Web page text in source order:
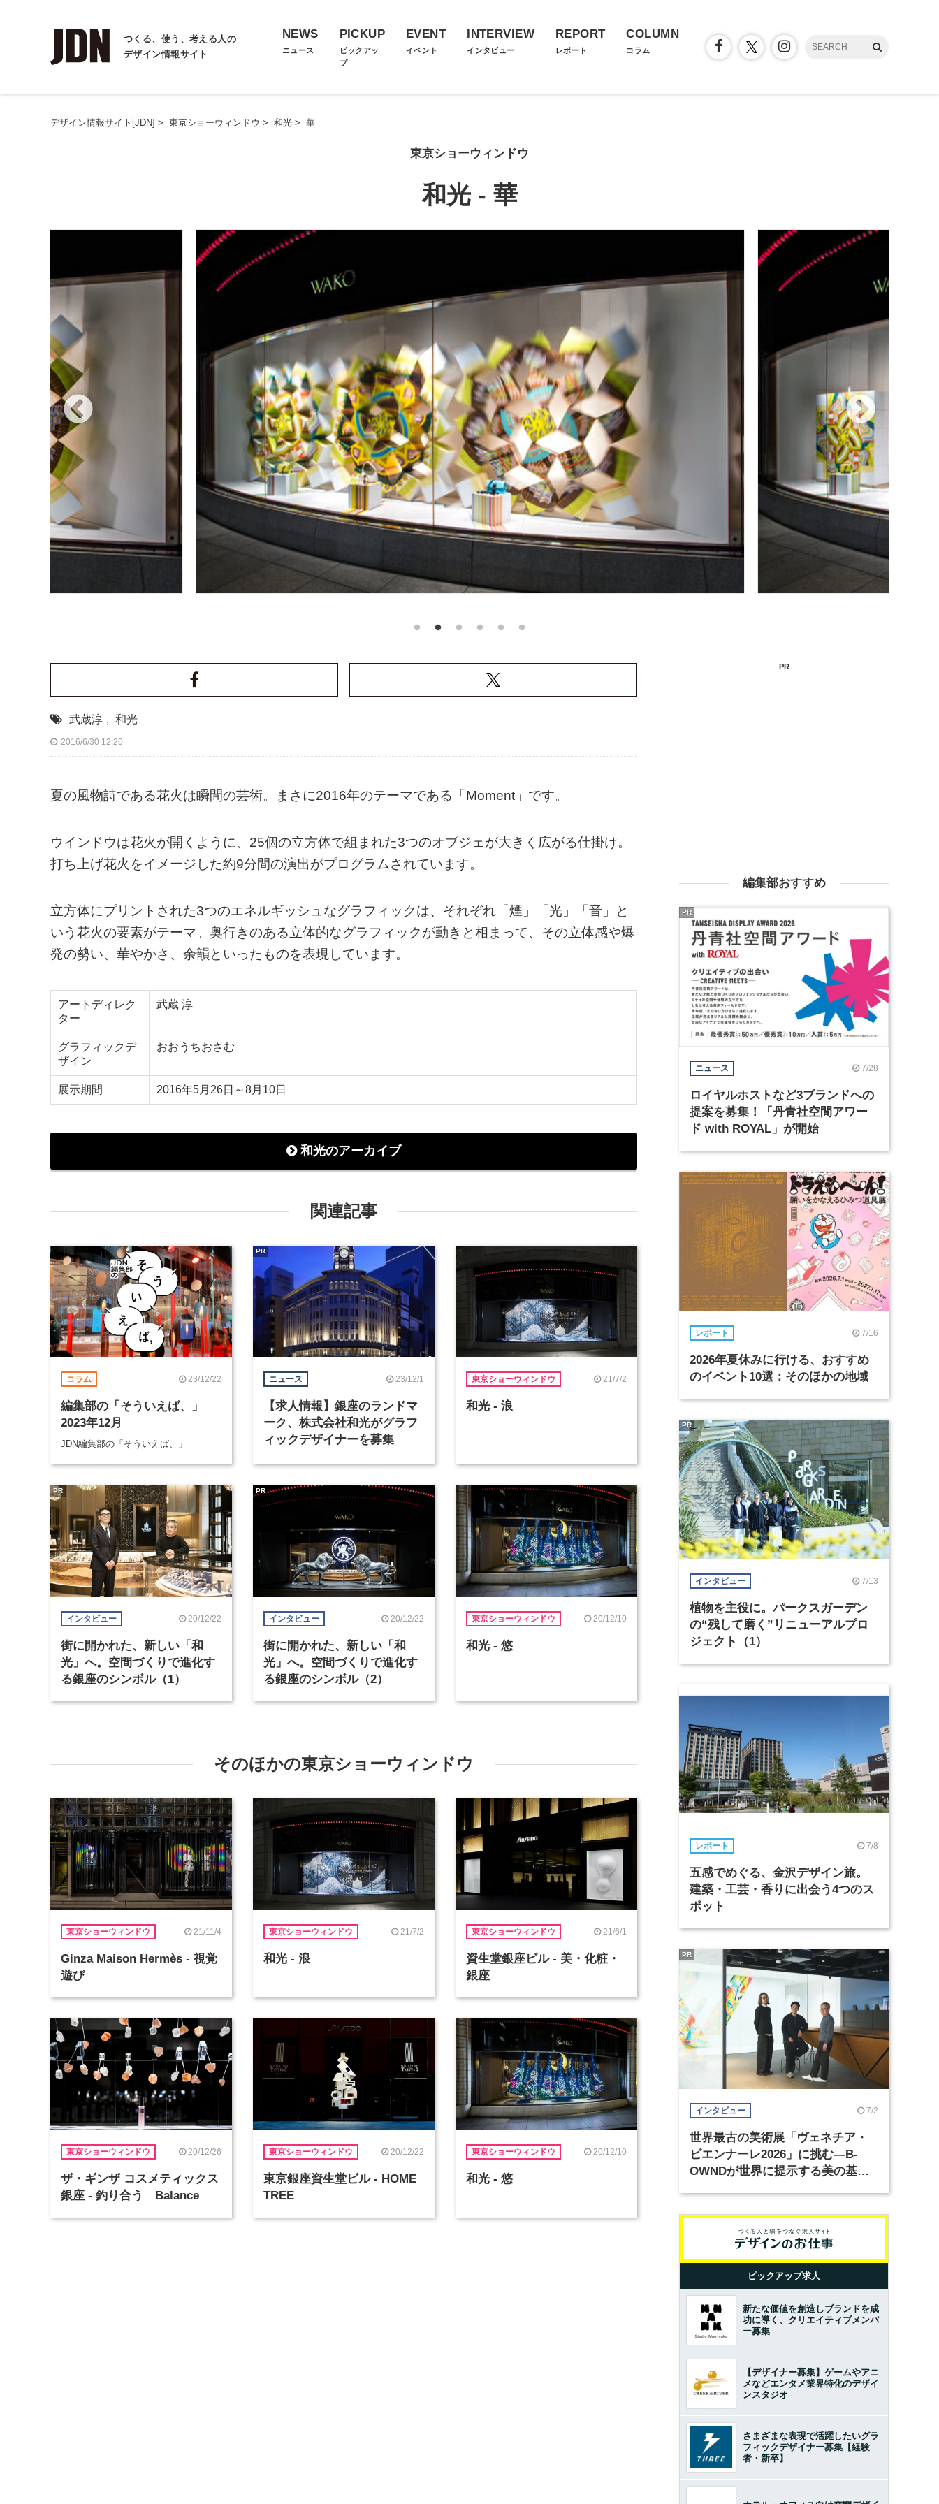
つくる、使う、考える人の
デザイン情報サイト
NEWS
ニュース
PICKUP
ピックアッ
プ
EVENT
イベント
INTERVIEW
インタビュー
REPORT
レポート
COLUMN
コラム
デザイン情報サイト[JDN] > 東京ショーウィンドウ > 和光 > 華
東京ショーウィンドウ
和光 - 華
武蔵淳 , 和光
2016/6/30 12:20
夏の風物詩である花火は瞬間の芸術。まさに2016年のテーマである「Moment」です。
ウインドウは花火が開くように、25個の立方体で組まれた3つのオブジェが大きく広がる仕掛け。
打ち上げ花火をイメージした約9分間の演出がプログラムされています。
立方体にプリントされた3つのエネルギッシュなグラフィックは、それぞれ「煙」「光」「音」と
いう花火の要素がテーマ。奥行きのある立体的なグラフィックが動きと相まって、その立体感や爆
発の勢い、華やかさ、余韻といったものを表現しています。
アートディレク
ター
武蔵 淳
グラフィックデ
ザイン
おおうちおさむ
展示期間 2016年5月26日～8月10日
和光のアーカイブ
関連記事
コラム 23/12/22
編集部の「そういえば、」
2023年12月
JDN編集部の「そういえば、」
ニュース 23/12/1
【求人情報】銀座のランドマ
ーク、株式会社和光がグラフ
ィックデザイナーを募集
PR
東京ショーウィンドウ 21/7/2
和光 - 浪
インタビュー 20/12/22
街に開かれた、新しい「和
光」へ。空間づくりで進化す
る銀座のシンボル（1）
PR
インタビュー 20/12/22
街に開かれた、新しい「和
光」へ。空間づくりで進化す
る銀座のシンボル（2）
PR
東京ショーウィンドウ 20/12/10
和光 - 悠
そのほかの東京ショーウィンドウ
東京ショーウィンドウ 21/11/4
Ginza Maison Hermès - 視覚
遊び
東京ショーウィンドウ 21/7/2
和光 - 浪
東京ショーウィンドウ 21/6/1
資生堂銀座ビル - 美・化粧・
銀座
東京ショーウィンドウ 20/12/26
ザ・ギンザ コスメティックス
銀座 - 釣り合う Balance
東京ショーウィンドウ 20/12/22
東京銀座資生堂ビル - HOME
TREE
東京ショーウィンドウ 20/12/10
和光 - 悠
PR
編集部おすすめ
ニュース 7/28
ロイヤルホストなど3ブランドへの
提案を募集！「丹青社空間アワー
ド with ROYAL」が開始
PR
レポート 7/16
2026年夏休みに行ける、おすすめ
のイベント10選：そのほかの地域
インタビュー 7/13
植物を主役に。パークスガーデン
の“残して磨く”リニューアルプロ
ジェクト（1）
PR
レポート 7/8
五感でめぐる、金沢デザイン旅。
建築・工芸・香りに出会う4つのス
ポット
インタビュー 7/2
世界最古の美術展「ヴェネチア・
ビエンナーレ2026」に挑む―B-
OWNDが世界に提示する美の基準
PR
ピックアップ求人
新たな価値を創造しブランドを成
功に導く、クリエイティブメンバ
ー募集
【デザイナー募集】ゲームやアニ
メなどエンタメ業界特化のデザイ
ンスタジオ
さまざまな表現で活躍したいグラ
フィックデザイナー募集【経験
者・新卒】